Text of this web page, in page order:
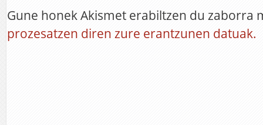
Gune honek Akismet erabiltzen du zaborra
prozesatzen diren zure erantzunen datuak.